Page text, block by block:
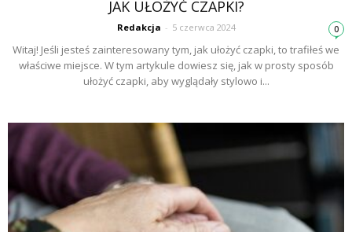
JAK UŁOŻYĆ CZAPKI?
Redakcja - 5 czerwca 2024 0
Witaj! Jeśli jesteś zainteresowany tym, jak ułożyć czapki, to trafiłeś we
właściwe miejsce. W tym artykule dowiesz się, jak w prosty sposób
ułożyć czapki, aby wyglądały stylowo i...